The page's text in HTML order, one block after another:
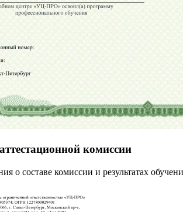
комиссии
о составе комиссии и результатах